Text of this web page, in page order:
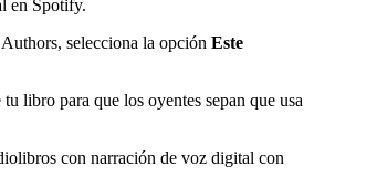
en Spotify.
selecciona la opción Este
libro para que los oyentes sepan que usa
con narración de voz digital con